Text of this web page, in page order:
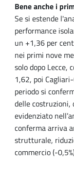
Bene anche i
Se si estende
performance
un +1,36 per
nei primi nove
solo dopo Lecce,
1,62, poi
periodo si
delle costruzioni,
evidenziato
conferma arriva
strutturale,
commercio (-